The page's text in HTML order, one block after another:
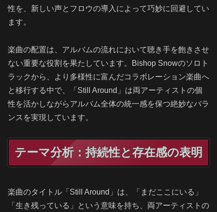
性を、新しい声とフロウの導入によって巧妙に回避してい
ます。
楽曲の配置は、アルバムの流れにおいて聴き手を飽きさせ
ない重要な役割を果たしています。Bishop Snowのソロト
ラックから、より多様性に富んだコラボレーション楽曲へ
と移行する中で、「Still Around」は両アーティストの個
性を活かしながらアルバム全体の統一感を保つ絶妙なバラ
ンスを実現しています。
テーマ分析：持続性と存在感の表明
楽曲のタイトル「Still Around」は、「まだここにいる」
「生き残っている」という意味を持ち、両アーティストの